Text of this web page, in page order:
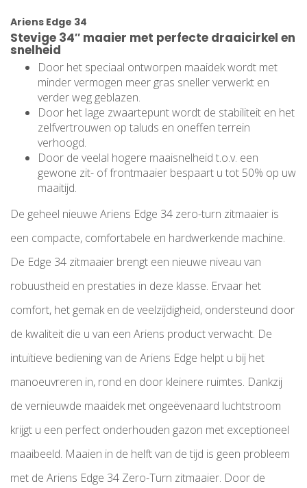
Ariens Edge 34
Stevige 34″ maaier met perfecte draaicirkel en
snelheid
Door het speciaal ontworpen maaidek wordt met
minder vermogen meer gras sneller verwerkt en
verder weg geblazen.
Door het lage zwaartepunt wordt de stabiliteit en het
zelfvertrouwen op taluds en oneffen terrein
verhoogd.
Door de veelal hogere maaisnelheid t.o.v. een
gewone zit- of frontmaaier bespaart u tot 50% op uw
maaitijd.
De geheel nieuwe Ariens Edge 34 zero-turn zitmaaier is
een compacte, comfortabele en hardwerkende machine.
De Edge 34 zitmaaier brengt een nieuwe niveau van
robuustheid en prestaties in deze klasse. Ervaar het
comfort, het gemak en de veelzijdigheid, ondersteund door
de kwaliteit die u van een Ariens product verwacht. De
intuïtieve bediening van de Ariens Edge helpt u bij het
manoeuvreren in, rond en door kleinere ruimtes. Dankzij
de vernieuwde maaidek met ongeëvenaard luchtstroom
krijgt u een perfect onderhouden gazon met exceptioneel
maaibeeld. Maaien in de helft van de tijd is geen probleem
met de Ariens Edge 34 Zero-Turn zitmaaier. Door de